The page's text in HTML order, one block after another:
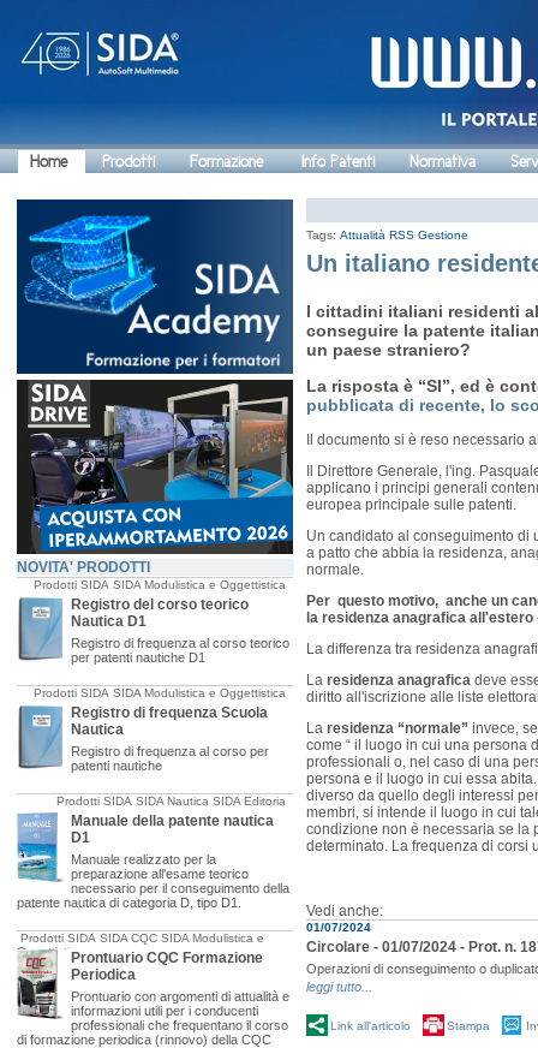
Home Prodotti Formazione Info Patenti Normativa
NOVITA' PRODOTTI
Prodotti SIDA SIDA Modulistica e Oggettistica
Registro del corso teorico
Nautica D1
Registro di frequenza al corso teorico
per patenti nautiche D1
Prodotti SIDA SIDA Modulistica e Oggettistica
Registro di frequenza Scuola
Nautica
Registro di frequenza al corso per
patenti nautiche
Prodotti SIDA SIDA Nautica SIDA Editoria
Manuale della patente nautica
D1
Manuale realizzato per la
preparazione all'esame teorico
necessario per il conseguimento della
patente nautica di categoria D, tipo D1.
Prodotti SIDA SIDA CQC SIDA Modulistica e
OggettisticaProntuario CQC Formazione
Periodica
Prontuario con argomenti di attualità e
informazioni utili per i conducenti
professionali che frequentano il corso
di formazione periodica (rinnovo) della CQC
Tags: Attualità RSS Gestione
Un italiano
I cittadini italiani residenti
conseguire la patente
un paese straniero?
La risposta è “SI”, ed è
pubblicata di recente, lo
Il documento si è reso
Il Direttore Generale, l'ing.
applicano i principi generali
europea principale sulle patenti.
Un candidato al conseguimento di
a patto che abbia la residenza,
normale.
Per questo motivo, anche un
la residenza anagrafica
La differenza tra residenza
La residenza anagrafica deve
diritto all'iscrizione alle liste
La residenza “normale” invece,
come “ il luogo in cui una persona
professionali o, nel caso di una
persona e il luogo in cui essa
diverso da quello degli interessi
membri, si intende il luogo in cui
condizione non è necessaria se la
determinato. La frequenza di corsi
Vedi anche:
01/07/2024
Circolare - 01/07/2024 - Prot. n.
Operazioni di conseguimento o
leggi tutto...
Link all'articolo Stampa